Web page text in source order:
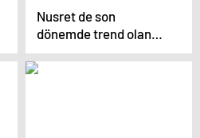
Nusret de son
dönemde trend olan
Dubai çikolatası
üretmeye başladı